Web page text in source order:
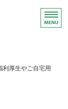
パクトなプレゼン
利厚生やご自宅用